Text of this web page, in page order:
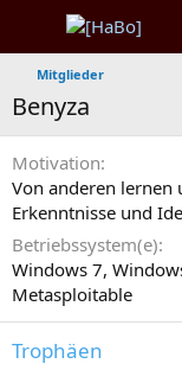
Mitglieder
Benyza
Motivation
Von anderen lernen
Erkenntnisse und
Betriebssystem(e)
Windows 7,
Metasploitable
Trophäen